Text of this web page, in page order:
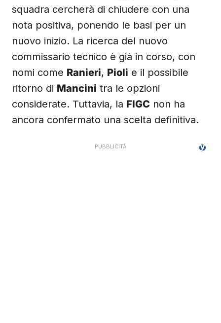
squadra cercherà di chiudere con una
nota positiva, ponendo le basi per un
nuovo inizio. La ricerca del nuovo
commissario tecnico è già in corso, con
nomi come Ranieri, Pioli e il possibile
ritorno di Mancini tra le opzioni
considerate. Tuttavia, la FIGC non ha
ancora confermato una scelta definitiva.